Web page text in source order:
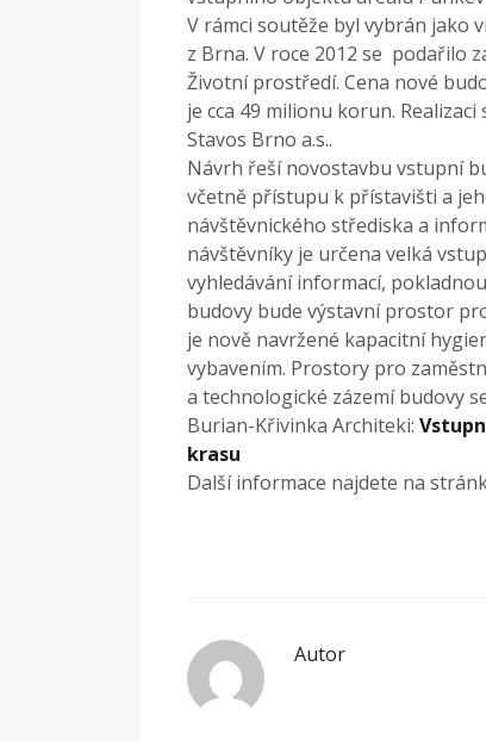
V rámci soutěže byl vybrán jako
z Brna. V roce 2012 se podařilo
Životní prostředí. Cena nové
je cca 49 milionu korun.
Stavos Brno a.s..
Návrh řeší novostavbu vstupní
včetně přístupu k přístavišti a
návštěvnického střediska a
návštěvníky je určena velká
vyhledávání informací,
budovy bude výstavní prostor
je nově navržené kapacitní
vybavením. Prostory pro
a technologické zázemí budovy
Burian-Křivinka Architeki:
krasu
Další informace najdete na
Autor